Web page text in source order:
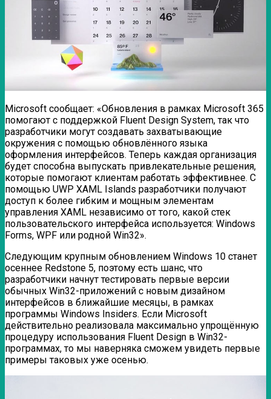
Microsoft сообщает: «Обновления в рамках Microsoft 365
помогают с поддержкой Fluent Design System, так что
разработчики могут создавать захватывающие
окружения с помощью обновлённого языка
оформления интерфейсов. Теперь каждая организация
будет способна выпускать привлекательные решения,
которые помогают клиентам работать эффективнее. С
помощью UWP XAML Islands разработчики получают
доступ к более гибким и мощным элементам
управления XAML независимо от того, какой стек
пользовательского интерфейса используется: Windows
Forms, WPF или родной Win32».
Следующим крупным обновлением Windows 10 станет
осеннее Redstone 5, поэтому есть шанс, что
разработчики начнут тестировать первые версии
обычных Win32-приложений с новым дизайном
интерфейсов в ближайшие месяцы, в рамках
программы Windows Insiders. Если Microsoft
действительно реализовала максимально упрощённую
процедуру использования Fluent Design в Win32-
программах, то мы наверняка сможем увидеть первые
примеры таковых уже осенью.